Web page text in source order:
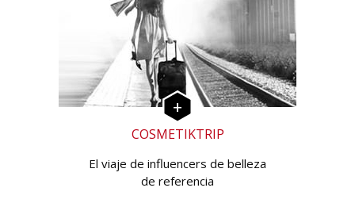
COSMETIKTRIP
El viaje de influencers de belleza
de referencia